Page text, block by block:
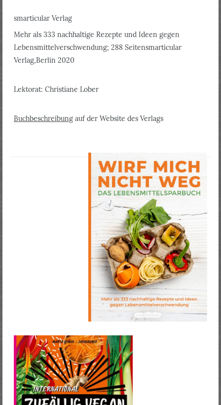
smarticular Verlag
Mehr als 333 nachhaltige Rezepte und Ideen gegen
Lebensmittelverschwendung; 288 Seitensmarticular
Verlag,Berlin 2020
Lektorat: Christiane Lober
Buchbeschreibung auf der Website des Verlags